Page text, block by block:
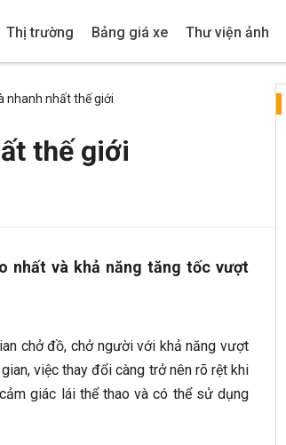
Thị trường Bảng giá xe Thư viện ảnh
nhanh nhất thế giới
thế giới
nhất và khả năng tăng tốc vượt
chở đồ, chở người với khả năng vượt
việc thay đổi càng trở nên rõ rệt khi
giác lái thể thao và có thể sử dụng